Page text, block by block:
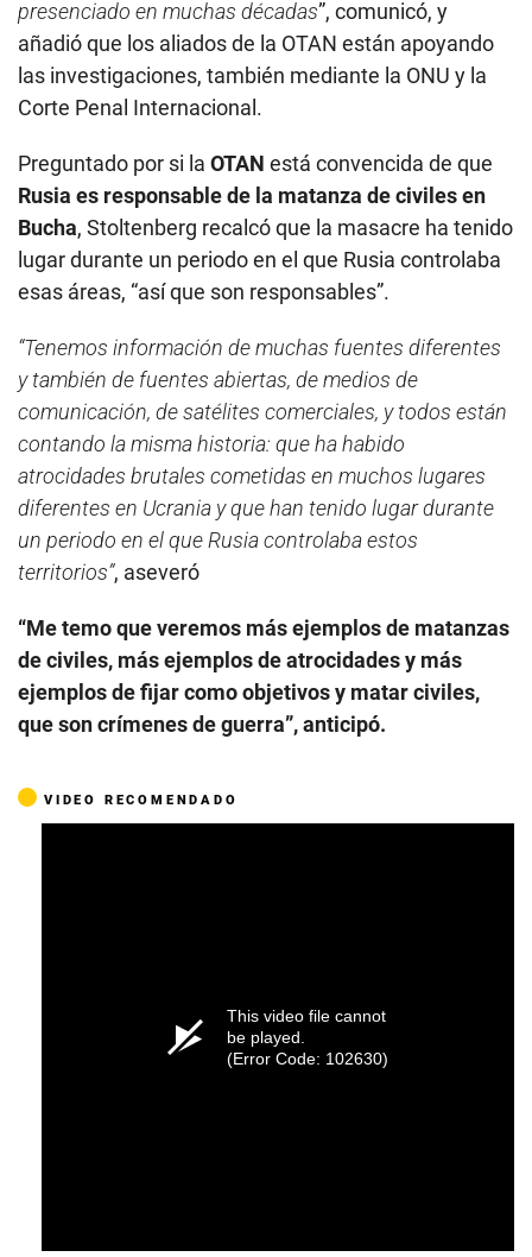
presenciado en muchas décadas”, comunicó, y
añadió que los aliados de la OTAN están apoyando
las investigaciones, también mediante la ONU y la
Corte Penal Internacional.
Preguntado por si la OTAN está convencida de que
Rusia es responsable de la matanza de civiles en
Bucha, Stoltenberg recalcó que la masacre ha tenido
lugar durante un periodo en el que Rusia controlaba
esas áreas, “así que son responsables”.
“Tenemos información de muchas fuentes diferentes
y también de fuentes abiertas, de medios de
comunicación, de satélites comerciales, y todos están
contando la misma historia: que ha habido
atrocidades brutales cometidas en muchos lugares
diferentes en Ucrania y que han tenido lugar durante
un periodo en el que Rusia controlaba estos
territorios”, aseveró
“Me temo que veremos más ejemplos de matanzas
de civiles, más ejemplos de atrocidades y más
ejemplos de fijar como objetivos y matar civiles,
que son crímenes de guerra”, anticipó.
VIDEO RECOMENDADO
This video file cannot
be played.
(Error Code: 102630)